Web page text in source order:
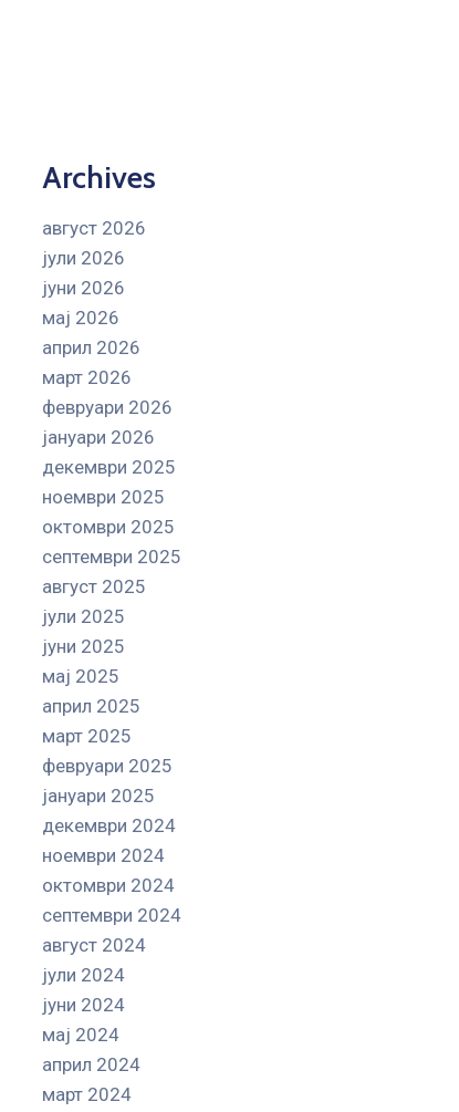
Archives
август 2026
јули 2026
јуни 2026
мај 2026
април 2026
март 2026
февруари 2026
јануари 2026
декември 2025
ноември 2025
октомври 2025
септември 2025
август 2025
јули 2025
јуни 2025
мај 2025
април 2025
март 2025
февруари 2025
јануари 2025
декември 2024
ноември 2024
октомври 2024
септември 2024
август 2024
јули 2024
јуни 2024
мај 2024
април 2024
март 2024